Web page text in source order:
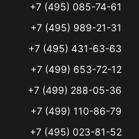
+7 (495) 085-74-61
+7 (495) 989-21-31
+7 (495) 431-63-63
+7 (499) 653-72-12
+7 (499) 288-05-36
+7 (499) 110-86-79
+7 (495) 023-81-52